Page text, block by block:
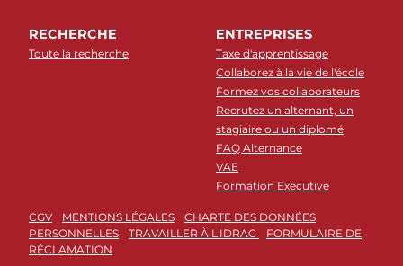
RECHERCHE
Toute la recherche
ENTREPRISES
Taxe d'apprentissage
Collaborez à la vie de l'école
Formez vos collaborateurs
Recrutez un alternant, un
stagiaire ou un diplomé
FAQ Alternance
VAE
Formation Executive
CGV MENTIONS LÉGALES
CHARTE DES DONNÉES
PERSONNELLES
TRAVAILLER À L'IDRAC
FORMULAIRE DE
RÉCLAMATION